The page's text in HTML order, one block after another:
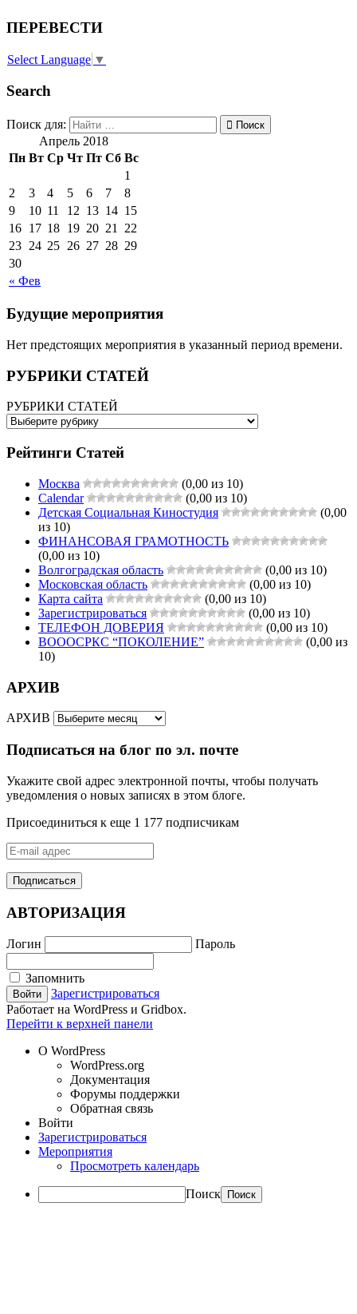
ПЕРЕВЕСТИ
Select Language ▼
Search
Поиск для: Поиск
Апрель 2018
Пн Вт Ср Чт Пт Сб Вс
« Фев
1
2
3 4 5 6 7
8
9
10 11 12 13 14 15
16 17 18 19 20 21
22
23 24 25 26 27 28 29
30
Будущие мероприятия
Нет предстоящих мероприятия в указанный период времени.
РУБРИКИ СТАТЕЙ
РУБРИКИ СТАТЕЙ
Рейтинги Статей
Москва
(0,00 из 10)
Calendar
(0,00 из 10)
Детская Социальная Киностудия
(0,00
из 10)
ФИНАНСОВАЯ ГРАМОТНОСТЬ
(0,00 из 10)
Волгоградская область
(0,00 из 10)
Московская область
(0,00 из 10)
Карта сайта
(0,00 из 10)
Зарегистрироваться
(0,00 из 10)
ТЕЛЕФОН ДОВЕРИЯ
(0,00 из 10)
ВОООСРКС “ПОКОЛЕНИЕ”
(0,00 из
10)
АРХИВ
АРХИВ
Подписаться на блог по эл. почте
Укажите свой адрес электронной почты, чтобы получать
уведомления о новых записях в этом блоге.
Присоединиться к еще 1 177 подписчикам
E-
mail
адрес
АВТОРИЗАЦИЯ
Логин Пароль
Запомнить
Зарегистрироваться
Работает на WordPress и Gridbox.
Перейти к верхней панели
О WordPress
WordPress.org
Документация
Форумы поддержки
Обратная связь
Войти
Зарегистрироваться
Мероприятия
Просмотреть календарь
Поиск